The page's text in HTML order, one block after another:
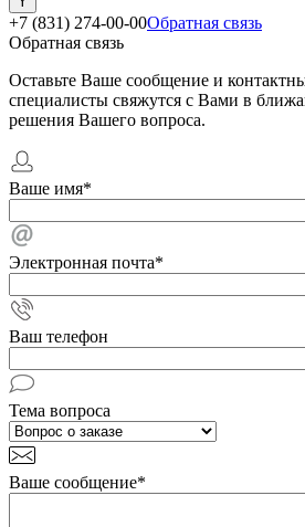
+7 (831) 274-00-00Обратная связь
Обратная связь
Оставьте Ваше сообщение и
специалисты свяжутся с Вами в
решения Вашего вопроса.
Ваше имя*
Электронная почта*
Ваш телефон
Тема вопроса
Ваше сообщение*